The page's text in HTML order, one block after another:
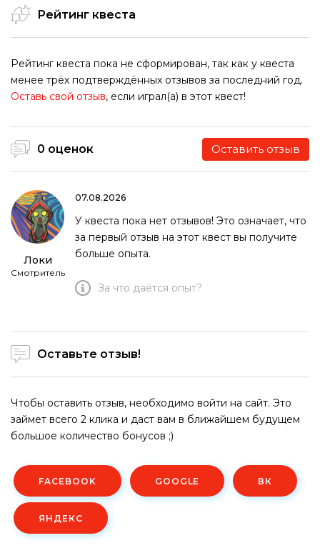
Рейтинг квеста
Рейтинг квеста пока не сформирован, так как у квеста
менее трёх подтверждённых отзывов за последний год.
Оставь свой отзыв, если играл(а) в этот квест!
0 оценок Оставить отзыв
Локи
Смотритель
07.08.2026
У квеста пока нет отзывов! Это означает, что
за первый отзыв на этот квест вы получите
больше опыта.
За что даётся опыт?
Оставьте отзыв!
Чтобы оставить отзыв, необходимо войти на сайт. Это
займет всего 2 клика и даст вам в ближайшем будущем
большое количество бонусов ;)
FACEBOOK GOOGLE ВК
ЯНДЕКС